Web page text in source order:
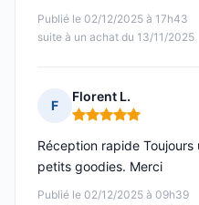
Publié le 02/12/2025 à 17h43
suite à un achat du 13/11/2025
F
Florent L.
Note : 5 sur 5
Publié le 02/12/2025 à 09h39
Réception rapide
petits goodies. Merci